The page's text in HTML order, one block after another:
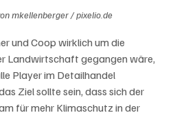
mkellenberger / pixelio.de
und Coop wirklich um die
Landwirtschaft gegangen wäre,
Player im Detailhandel
Ziel sollte sein, dass sich der
für mehr Klimaschutz in der